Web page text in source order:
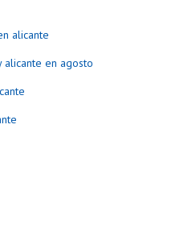
alicante
en agosto